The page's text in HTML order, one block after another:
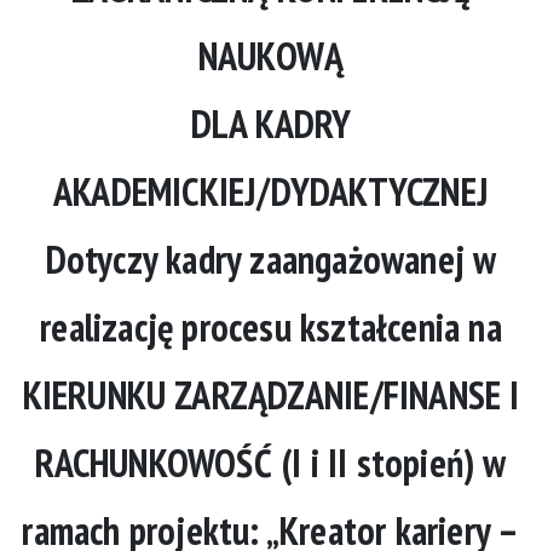
NAUKOWĄ
DLA KADRY
AKADEMICKIEJ/DYDAKTYCZNEJ
Dotyczy kadry zaangażowanej w
realizację procesu kształcenia na
KIERUNKU ZARZĄDZANIE/FINANSE I
RACHUNKOWOŚĆ (I i II stopień) w
ramach projektu: „Kreator kariery –